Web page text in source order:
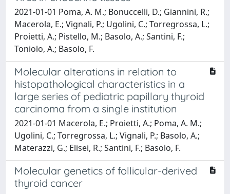
2021-01-01 Poma, A. M.; Bonuccelli, D.; Giannini, R.;
Macerola, E.; Vignali, P.; Ugolini, C.; Torregrossa, L.;
Proietti, A.; Pistello, M.; Basolo, A.; Santini, F.;
Toniolo, A.; Basolo, F.
Molecular alterations in relation to
histopathological characteristics in a
large series of pediatric papillary thyroid
carcinoma from a single institution
2021-01-01 Macerola, E.; Proietti, A.; Poma, A. M.;
Ugolini, C.; Torregrossa, L.; Vignali, P.; Basolo, A.;
Materazzi, G.; Elisei, R.; Santini, F.; Basolo, F.
Molecular genetics of follicular-derived
thyroid cancer